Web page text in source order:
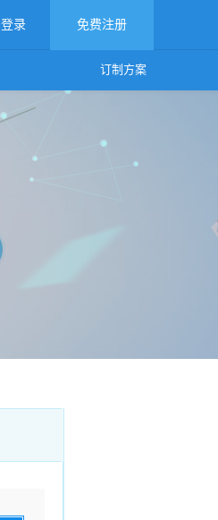
登录 免费注册
0
购物车
订制方案